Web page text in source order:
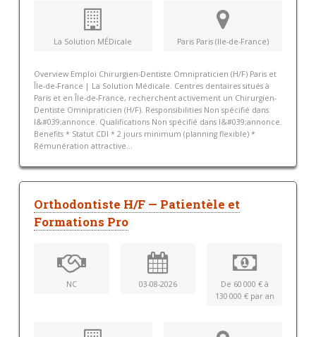
La Solution MÉDicale Paris Paris (Ile-de-France)
Overview Emploi Chirurgien-Dentiste Omnipraticien (H/F) Paris et
Île-de-France | La Solution Médicale. Centres dentaires situés à
Paris et en Île-de-France, recherchent activement un Chirurgien-
Dentiste Omnipraticien (H/F). Responsibilities Non spécifié dans
l&#039;annonce. Qualifications Non spécifié dans l&#039;annonce.
Benefits * Statut CDI * 2 jours minimum (planning flexible) *
Rémunération attractive...
Orthodontiste H/F — Patientèle et
Formations Pro
NC 03-08-2026
De 60 000 € à
130 000 € par an